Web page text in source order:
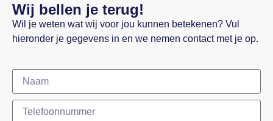
Wij bellen je terug!
Wil je weten wat wij voor jou kunnen betekenen? Vul
hieronder je gegevens in en we nemen contact met je op.